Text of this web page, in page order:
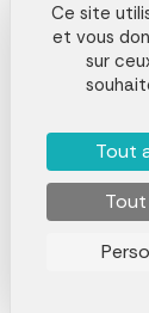
Manteau
Marinière
Nappe
Noeud
Paire de
Pantalon
Pantalon de
Ce site
et vous
sur
Tout